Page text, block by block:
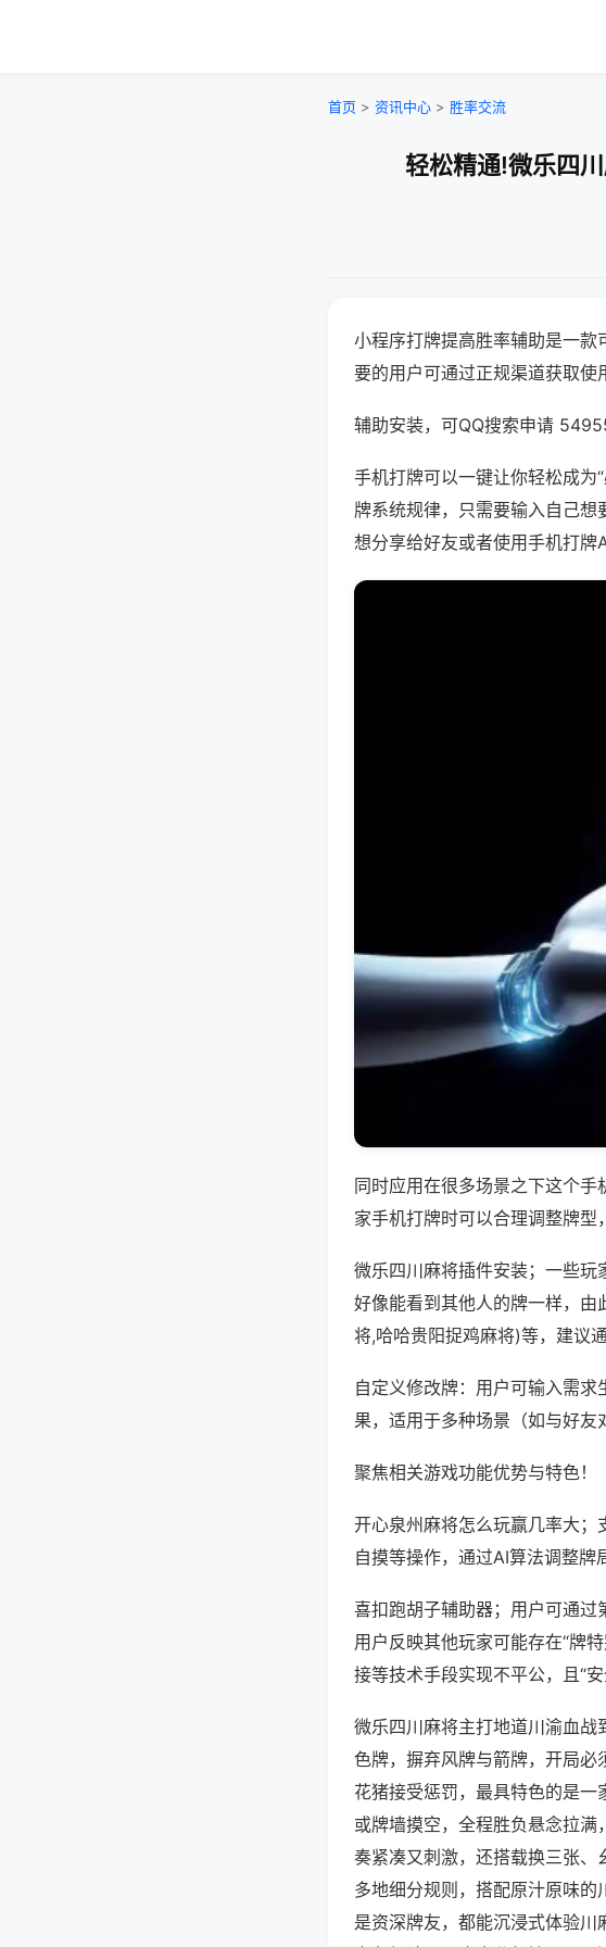
首页 > 资讯中心 > 胜率交流
轻松精通!微乐四
小程序打牌提高胜率辅助是一款
要的用户可通过正规渠道获取使
辅助安装，可QQ搜索申请
手机打牌可以一键让你轻松成为
牌系统规律，只需要输入自己
想分享给好友或者使用手机打牌
同时应用在很多场景之下这个
家手机打牌时可以合理调整牌型
微乐四川麻将插件安装；一些
好像能看到其他人的牌一样，
将,哈哈贵阳捉鸡麻将)等，建议
自定义修改牌：用户可输入需
果，适用于多种场景（如与好友
聚焦相关游戏功能优势与特色！
开心泉州麻将怎么玩赢几率大
自摸等操作，通过AI算法调整牌
喜扣跑胡子辅助器；用户可通过
用户反映其他玩家可能存在“牌
接等技术手段实现不平公，且“安
微乐四川麻将主打地道川渝血
色牌，摒弃风牌与箭牌，开局
花猪接受惩罚，最具特色的是
或牌墙摸空，全程胜负悬念拉
奏紧凑又刺激，还搭载换三张
多地细分规则，搭配原汁原味
是资深牌友，都能沉浸式体验川